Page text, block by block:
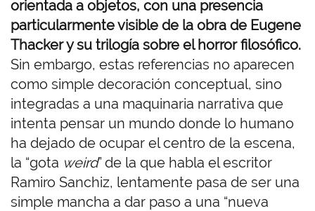
orientada a objetos, con una presencia
particularmente visible de la obra de Eugene
Thacker y su trilogía sobre el horror filosófico.
Sin embargo, estas referencias no aparecen
como simple decoración conceptual, sino
integradas a una maquinaria narrativa que
intenta pensar un mundo donde lo humano
ha dejado de ocupar el centro de la escena,
la “gota weird” de la que habla el escritor
Ramiro Sanchiz, lentamente pasa de ser una
simple mancha a dar paso a una “nueva